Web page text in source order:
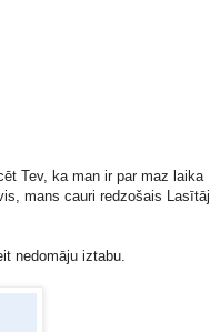
Tev, ka man ir par maz laika
mans cauri redzošais Lasītāj,
nedomāju iztabu.